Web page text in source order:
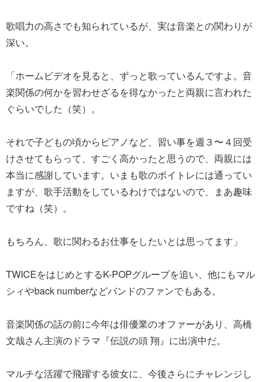
歌唱力の高さでも知られているが、実は音楽との関わりが
深い。
「ホームビデオを見ると、ずっと歌っているんですよ。音
楽関係の何かを習わせざるを得なかったと両親に言われた
ぐらいでした（笑）。
それで子どもの頃からピアノなど、習い事を週３〜４回受
けさせてもらって、すごく高かったと思うので、両親には
本当に感謝しています。いまも歌のボイトレには通ってい
ますが、歌手活動をしているわけではないので、まあ趣味
ですね（笑）。
もちろん、歌に関わるお仕事をしたいとは思ってます」
TWICEをはじめとするK-POPグループを追い、他にもマル
シィやback numberなどバンドのファンでもある。
音楽関係の話の前に今年は俳優業のオファーがあり、高橋
文哉さん主演のドラマ『伝説の頭 翔』に出演中だ。
マルチな活躍で飛躍する彼女に、今後さらにチャレンジし